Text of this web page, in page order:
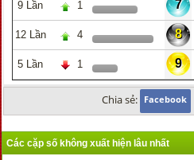
9 Lần 1 7
12 Lần 4 8
5 Lần 1 9
Chia sẻ: Facebook
Các cặp số không xuất hiện lâu nhất